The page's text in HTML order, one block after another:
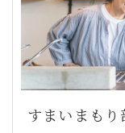
すまいまもり